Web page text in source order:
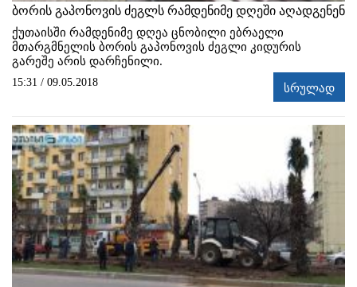
ბორის გაპონოვის ძეგლს რამდენიმე დღეში აღადგენენ
ქუთაისში რამდენიმე დღეა ცნობილი ებრაელი
მთარგმნელის ბორის გაპონოვის ძეგლი კიდურის
გარეშე არის დარჩენილი.
15:31 / 09.05.2018 სრულად